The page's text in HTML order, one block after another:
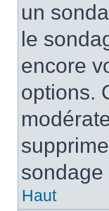
un
le
encore
options.
sondage
Haut